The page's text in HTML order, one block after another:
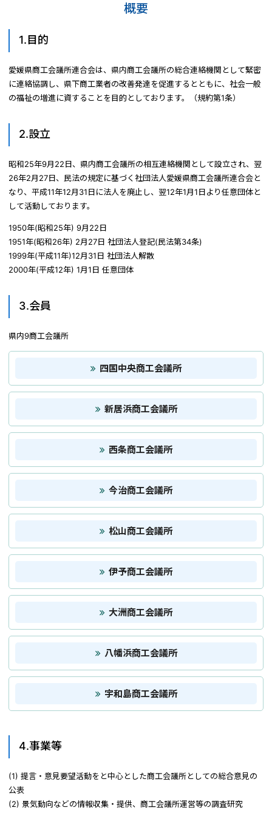
概要
1.目的
愛媛県商工会議所連合会は、県内商工会議所の総合連絡機関として緊密
に連絡協調し、県下商工業者の改善発達を促進するとともに、社会一般
の福祉の増進に資することを目的としております。（規約第1条）
2.設立
昭和25年9月22日、県内商工会議所の相互連絡機関として設立され、翌
26年2月27日、民法の規定に基づく社団法人愛媛県商工会議所連合会と
なり、平成11年12月31日に法人を廃止し、翌12年1月1日より任意団体と
して活動しております。
1950年(昭和25年) 9月22日
1951年(昭和26年) 2月27日 社団法人登記(民法第34条)
1999年(平成11年)12月31日 社団法人解散
2000年(平成12年) 1月1日 任意団体
3.会員
県内9商工会議所
四国中央商工会議所
新居浜商工会議所
西条商工会議所
今治商工会議所
松山商工会議所
伊予商工会議所
大洲商工会議所
八幡浜商工会議所
宇和島商工会議所
4.事業等
(1) 提言・意見要望活動をと中心とした商工会議所としての総合意見の
公表
(2) 景気動向などの情報収集・提供、商工会議所運営等の調査研究